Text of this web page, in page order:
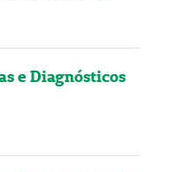
e Diagnósticos